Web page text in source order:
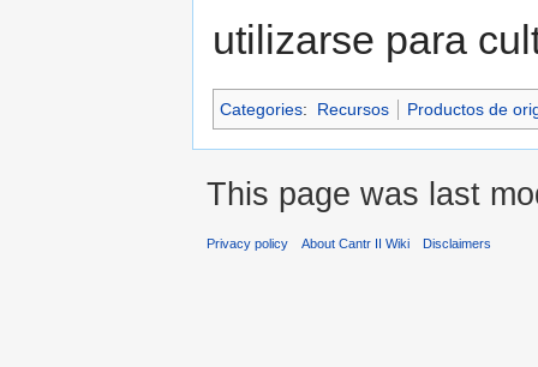
utilizarse para
Categories: Recursos Productos de
This page was last
Privacy policy About Cantr II Wiki Disclaimers